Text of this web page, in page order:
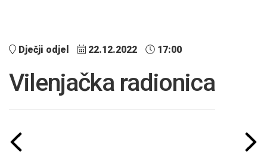
Dječji odjel 22.12.2022 17:00
Vilenjačka radionica